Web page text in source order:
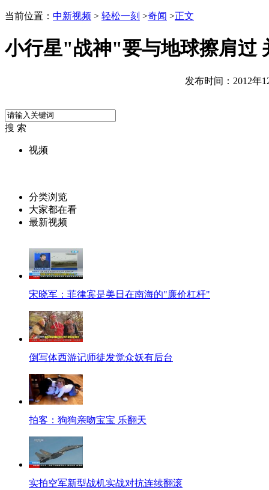
当前位置： 中新视频 > 轻松一刻 >奇闻 >正文
小行星"战神"要与地球擦肩过
发布时间：2012年
搜 索
视频
分类浏览
大家都在看
最新视频
宋晓军：菲律宾是美日在南海的"廉价杠杆"
倒写体西游记师徒发觉众妖有后台
拍客：狗狗亲吻宝宝 乐翻天
实拍空军新型战机实战对抗连续翻滚